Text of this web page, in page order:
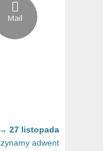
Mail
Next
post:
27 listopada
adwent